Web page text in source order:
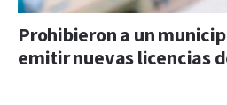
Prohibieron a un
emitir nuevas licencias